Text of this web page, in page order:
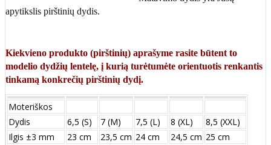
apytikslis pirštinių dydis.
Kiekvieno produkto (pirštinių) aprašyme rasite būtent to
modelio dydžių lentelę, į kurią turėtumėte orientuotis renkantis
tinkamą konkrečių pirštinių dydį.
Moteriškos
Dydis
6,5 (S) 7 (M) 7,5 (L) 8 (XL)
8,5 (XXL)
Ilgis ±3 mm
23 cm 23,5 cm 24 cm 24,5 cm 25 cm